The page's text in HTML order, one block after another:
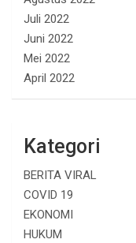
Juli 2022
Juni 2022
Mei 2022
April 2022
Kategori
BERITA VIRAL
COVID 19
EKONOMI
HUKUM